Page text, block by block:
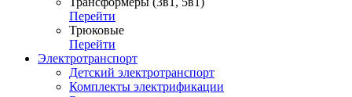
Перейти
Трюковые
Перейти
Электротранспорт
Детский электротранспорт
Комплекты электрификации